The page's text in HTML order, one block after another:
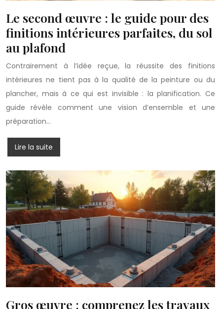
Le second œuvre : le guide pour des
finitions intérieures parfaites, du sol
au plafond
Contrairement à l’idée reçue, la réussite des finitions
intérieures ne tient pas à la qualité de la peinture ou du
plancher, mais à ce qui est invisible : la planification. Ce
guide révèle comment une vision d’ensemble et une
préparation…
Lire la suite
Gros œuvre : comprenez les travaux